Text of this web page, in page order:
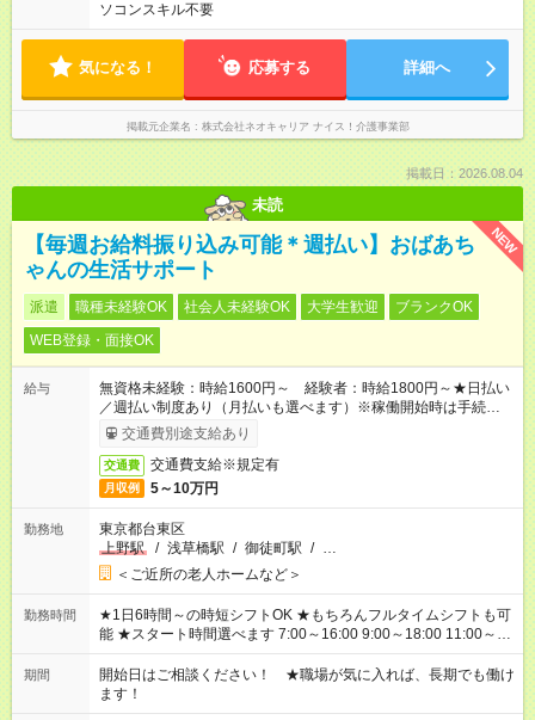
ソコンスキル不要
気になる！ 応募する 詳細へ
掲載元企業名 株式会社ネオキャリア ナイス！介護事業部
掲載日：2026.08.04
未読
NEW
【毎週お給料振り込み可能＊週払い】おばあち
ゃんの生活サポート
派遣 職種未経験OK 社会人未経験OK 大学生歓迎
ブランクOK
WEB登録・面接OK
給与
無資格未経験：時給1600円～ 経験者：時給1800円～★日払い
／週払い制度あり（月払いも選べます）※稼働開始時は手続き完
了次第のお支払いとなります。
交通費別途支給あり
交通費 交通費支給※規定有
月収例 5～10万円
勤務地
東京都台東区
上野駅
/ 浅草橋駅 / 御徒町駅 / …
＜ご近所の老人ホームなど＞
勤務時間
★1日6時間～の時短シフトOK ★もちろんフルタイムシフトも可
能 ★スタート時間選べます 7:00～16:00 9:00～18:00 11:00～
20:00 など 残業なし！ ※Wワークの場合、他のお仕事と合わせ
週40時間超の就業はご案内できません ※法令に基づき、週20時
間以上勤務は社会保険への加入対象となります ※労働者派遣法
（日雇い派遣の原則禁止）により、短時間・短期間の就業はご
期間
開始日はご相談ください！ ★職場が気に入れば、長期でも働け
ます！